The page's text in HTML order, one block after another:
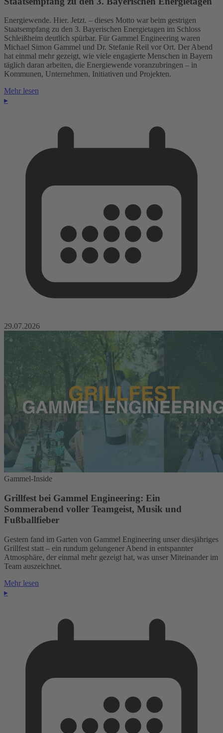
Energiewende. Hier. Jetzt. – dieses Motto war beim gestrigen
Staatsempfang zu den 3. Bayerischen Energietagen im Schloss
Schleißheim deutlich spürbar. Für Gammel Engineering waren
Michael Simon Gammel und Dr. Stefanie Reil vor Ort. Der Abend
hat einmal mehr gezeigt, wie viele engagierte Menschen in Bayern
täglich daran arbeiten, die Energiewende voranzubringen – in
Kommunen, Unternehmen, Initiativen und Projekten.
Mehr lesen
▸
29.07.2026
Gammel-Inside
Grillfest bei Gammel Engineering: Ein
Sommerabend voller Teamgeist, Musik und
Fußballfieber
Gestern fand im Garten von Gammel Engineering unser diesjähriges
Grillfest statt – ein rundum gelungener Abend in entspannter
Atmosphäre, der einmal mehr gezeigt hat, was unser Miteinander im
Team auszeichnet.
Mehr lesen
▸